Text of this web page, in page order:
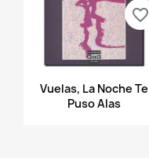
Vista rápida
Vuelas, La Noche Te
Puso Alas
favorite_border